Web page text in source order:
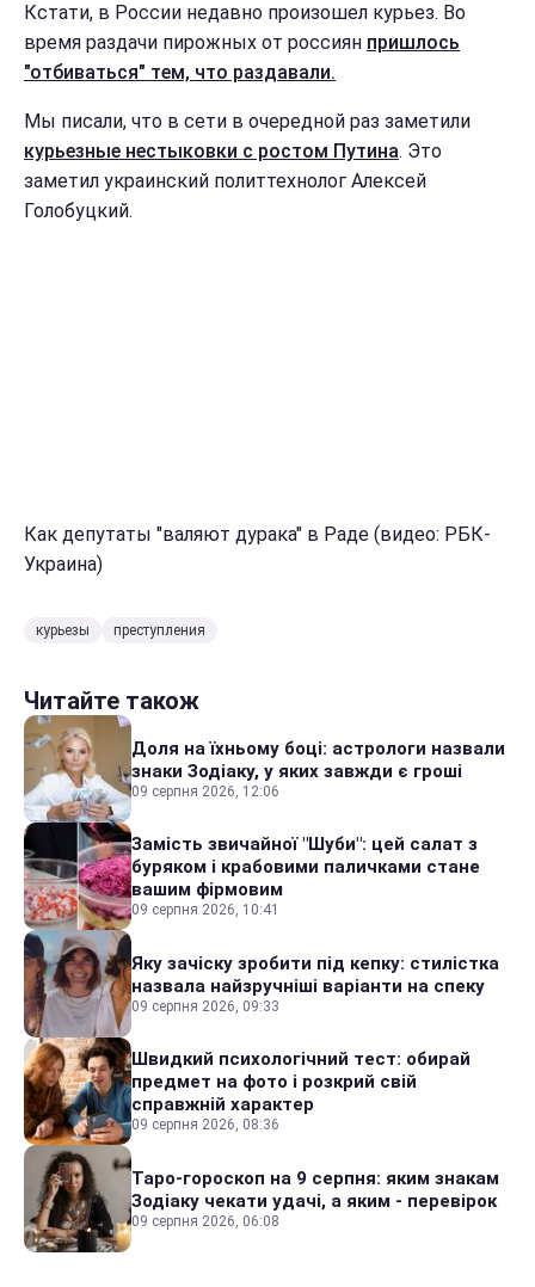
Кстати, в России недавно произошел курьез. Во
время раздачи пирожных от россиян пришлось
"отбиваться" тем, что раздавали.
Мы писали, что в сети в очередной раз заметили
курьезные нестыковки с ростом Путина. Это
заметил украинский политтехнолог Алексей
Голобуцкий.
Как депутаты "валяют дурака" в Раде (видео: РБК-
Украина)
курьезы преступления
Читайте також
Доля на їхньому боці: астрологи назвали
знаки Зодіаку, у яких завжди є гроші
09 серпня 2026, 12:06
Замість звичайної "Шуби": цей салат з
буряком і крабовими паличками стане
вашим фірмовим
09 серпня 2026, 10:41
Яку зачіску зробити під кепку: стилістка
назвала найзручніші варіанти на спеку
09 серпня 2026, 09:33
Швидкий психологічний тест: обирай
предмет на фото і розкрий свій
справжній характер
09 серпня 2026, 08:36
Таро-гороскоп на 9 серпня: яким знакам
Зодіаку чекати удачі, а яким - перевірок
09 серпня 2026, 06:08